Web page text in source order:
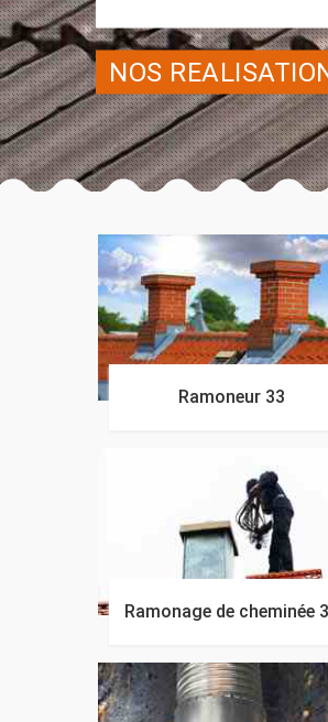
NOS
Ramoneur 33
Ramonage de cheminée